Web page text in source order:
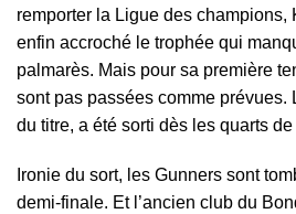
remporter la Ligue des champions,
enfin accroché le trophée qui
palmarès. Mais pour sa première
sont pas passées comme prévues.
du titre, a été sorti dès les quarts
Ironie du sort, les Gunners sont
demi-finale. Et l’ancien club du